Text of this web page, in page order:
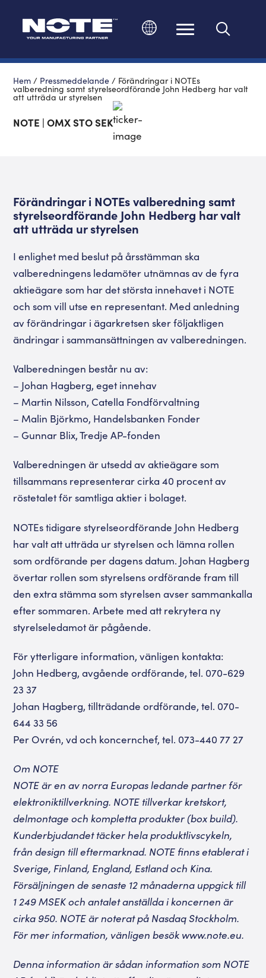
Hem / Pressmeddelande / Förändringar i NOTEs
valberedning samt styrelseordförande John Hedberg har valt
att utträda ur styrelsen
NOTE | OMX STO SEK
Förändringar i NOTEs valberedning samt
styrelseordförande John Hedberg har valt
att utträda ur styrelsen
I enlighet med beslut på årsstämman ska
valberedningens ledamöter utnämnas av de fyra
aktieägare som har det största innehavet i NOTE
och som vill utse en representant. Med anledning
av förändringar i ägarkretsen sker följaktligen
ändringar i sammansättningen av valberedningen.
Valberedningen består nu av:
– Johan Hagberg, eget innehav
– Martin Nilsson, Catella Fondförvaltning
– Malin Björkmo, Handelsbanken Fonder
– Gunnar Blix, Tredje AP-fonden
Valberedningen är utsedd av aktieägare som
tillsammans representerar cirka 40 procent av
röstetalet för samtliga aktier i bolaget.
NOTEs tidigare styrelseordförande John Hedberg
har valt att utträda ur styrelsen och lämna rollen
som ordförande per dagens datum. Johan Hagberg
övertar rollen som styrelsens ordförande fram till
den extra stämma som styrelsen avser sammankalla
efter sommaren. Arbete med att rekrytera ny
styrelseledamot är pågående.
För ytterligare information, vänligen kontakta:
John Hedberg, avgående ordförande, tel. 070-629
23 37
Johan Hagberg, tillträdande ordförande, tel. 070-
644 33 56
Per Ovrén, vd och koncernchef, tel. 073-440 77 27
Om NOTE
NOTE är en av norra Europas ledande partner för
elektroniktillverkning. NOTE tillverkar kretskort,
delmontage och kompletta produkter (box build).
Kunderbjudandet täcker hela produktlivscykeln,
från design till eftermarknad. NOTE finns etablerat i
Sverige, Finland, England, Estland och Kina.
Försäljningen de senaste 12 månaderna uppgick till
1 249 MSEK och antalet anställda i koncernen är
cirka 950. NOTE är noterat på Nasdaq Stockholm.
För mer information, vänligen besök www.note.eu.
Denna information är sådan information som NOTE